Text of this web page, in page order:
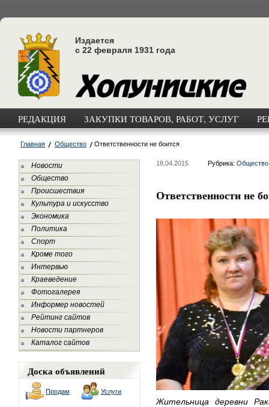
Издается
с 22 февраля 1931 года
РЕДАКЦИЯ ЗАКУПКИ ТОВАРОВ, РАБОТ, УСЛУГ
Главная Общество Ответственности не боится
Новости
Общество
Происшествия
Культура и искусство
Экономика
Политика
Спорт
Кроме того
Интервью
Краеведение
Фотогалерея
Информер новостей
Рейтинг сайтов
Новости партнеров
Каталог сайтов
Доска объявлений
Продам Услуги
18.04.2015 Рубрика: Общество
Ответственности не
Жительница деревни